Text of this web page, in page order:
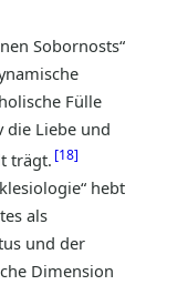
Sobornosts“
Fülle
die Liebe und
trägt. 18
hebt
als
und der
Dimension